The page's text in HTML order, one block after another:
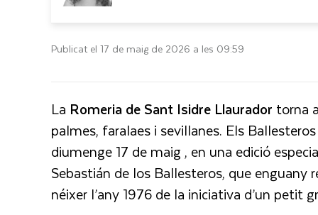
Publicat el 17 de maig de 2026 a les 09:59
La Romeria de Sant Isidre Llaurador torna
palmes, faralaes i sevillanes. Els
diumenge 17 de maig , en una edició
Sebastián de los Ballesteros, que enguany
néixer l’any 1976 de la iniciativa d’un petit